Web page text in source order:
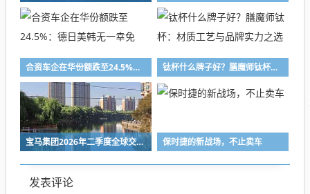
合资车企在华份额跌至24.5%：德日美韩无一幸免 钛杯什么牌子好？膳魔师钛杯：材质工艺与品牌实力之选
宝马集团2026年二季度全球交付约59.10万辆汽车，同比降4.9% 保时捷的新战场，不止卖车
发表评论